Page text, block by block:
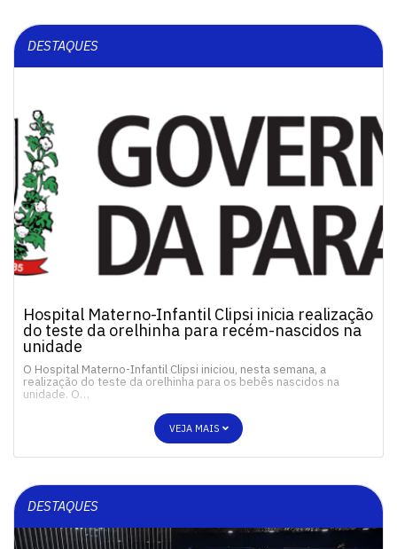
DESTAQUES
Hospital Materno-Infantil Clipsi inicia realização
do teste da orelhinha para recém-nascidos na
unidade
O Hospital Materno-Infantil Clipsi iniciou, nesta semana, a
realização do teste da orelhinha para os bebês nascidos na
unidade. O…
VEJA MAIS
DESTAQUES